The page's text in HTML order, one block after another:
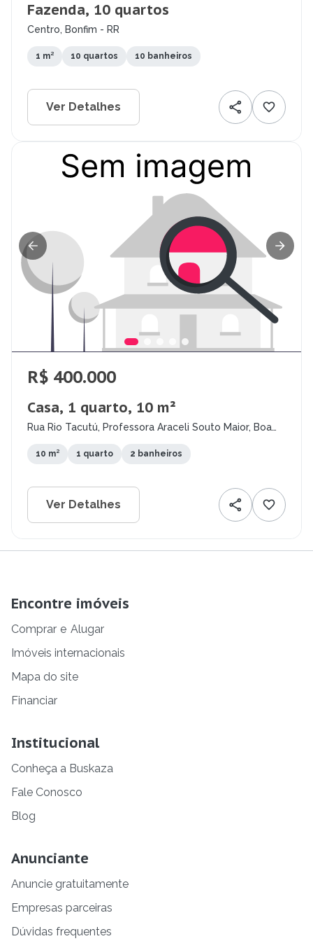
Fazenda, 10 quartos
Centro, Bonfim - RR
1 m² 10 quartos 10 banheiros
Ver Detalhes
R$ 400.000
Casa, 1 quarto, 10 m²
Rua Rio Tacutú, Professora Araceli Souto Maior, Boa
10 m² 1 quarto 2 banheiros
Ver Detalhes
Encontre imóveis
Comprar e Alugar
Imóveis internacionais
Mapa do site
Financiar
Institucional
Conheça a Buskaza
Fale Conosco
Blog
Anunciante
Anuncie gratuitamente
Empresas parceiras
Dúvidas frequentes